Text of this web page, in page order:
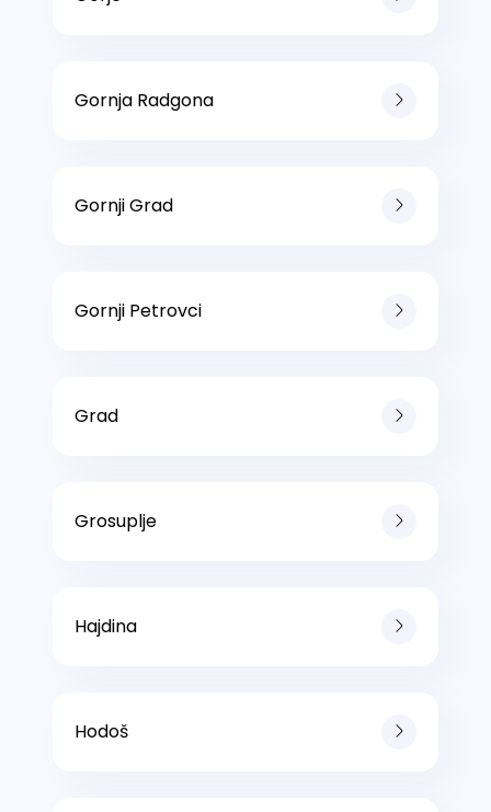
Gornja Radgona
Gornji Grad
Gornji Petrovci
Grad
Grosuplje
Hajdina
Hodoš